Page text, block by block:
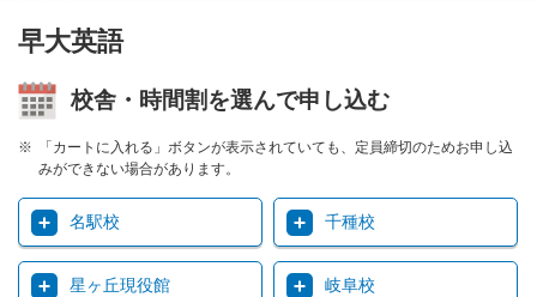
早大英語
校舎・時間割を選んで申し込む
「カートに入れる」ボタンが表示されていても、定員締切のためお申し込
みができない場合があります。
名駅校 千種校
星ヶ丘現役館 岐阜校